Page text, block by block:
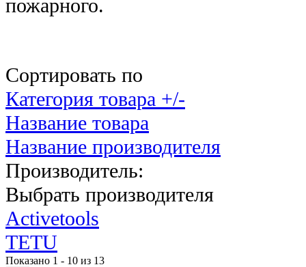
пожарного.
Сортировать по
Категория товара +/-
Название товара
Название производителя
Производитель:
Выбрать производителя
Activetools
TETU
Показано 1 - 10 из 13